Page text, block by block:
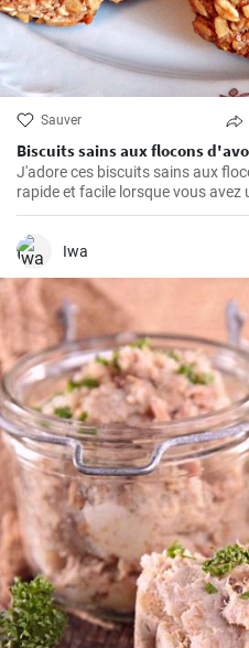
Sauver
Biscuits sains aux flocons
J'adore ces biscuits sains aux
rapide et facile lorsque vous avez
ingrédients naturels et sans
à mon expérience personnelle
conseils et astuces utiles pour les
Iwa